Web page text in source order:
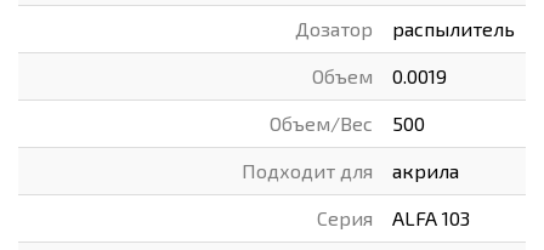
Дозатор распылитель
Объем 0.0019
Объем/Вес 500
Подходит для акрила
Серия ALFA 103